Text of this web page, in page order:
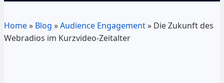
Home» Blog »Audience Engagement» Die Zukunft des
Webradios im Kurzvideo-Zeitalter